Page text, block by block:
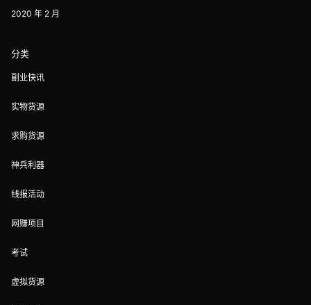
2020 年 2 月
分类
副业快讯
实物货源
求购货源
神兵利器
线报活动
网赚项目
考试
虚拟货源